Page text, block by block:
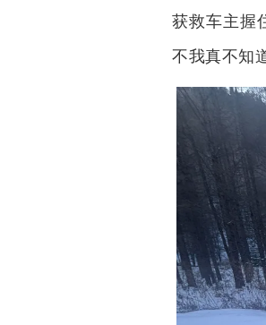
获救车主握
不我真不知